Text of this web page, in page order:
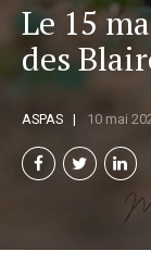
Le 15
des
ASPAS 10 mai